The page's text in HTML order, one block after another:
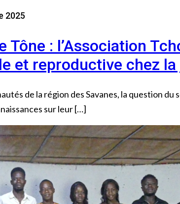
2025
Tône : l’Association
et reproductive chez
de la région des Savanes, la question
sur leur […]